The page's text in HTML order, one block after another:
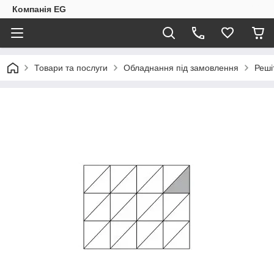
Компанія EG
Товари та послуги Обладнання під замовлення